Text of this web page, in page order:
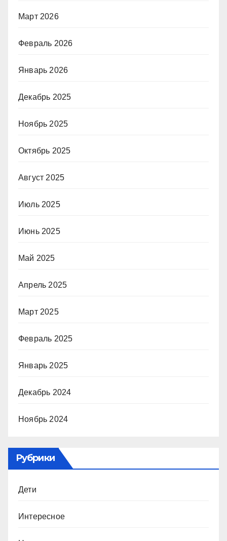
Март 2026
Февраль 2026
Январь 2026
Декабрь 2025
Ноябрь 2025
Октябрь 2025
Август 2025
Июль 2025
Июнь 2025
Май 2025
Апрель 2025
Март 2025
Февраль 2025
Январь 2025
Декабрь 2024
Ноябрь 2024
Рубрики
Дети
Интересное